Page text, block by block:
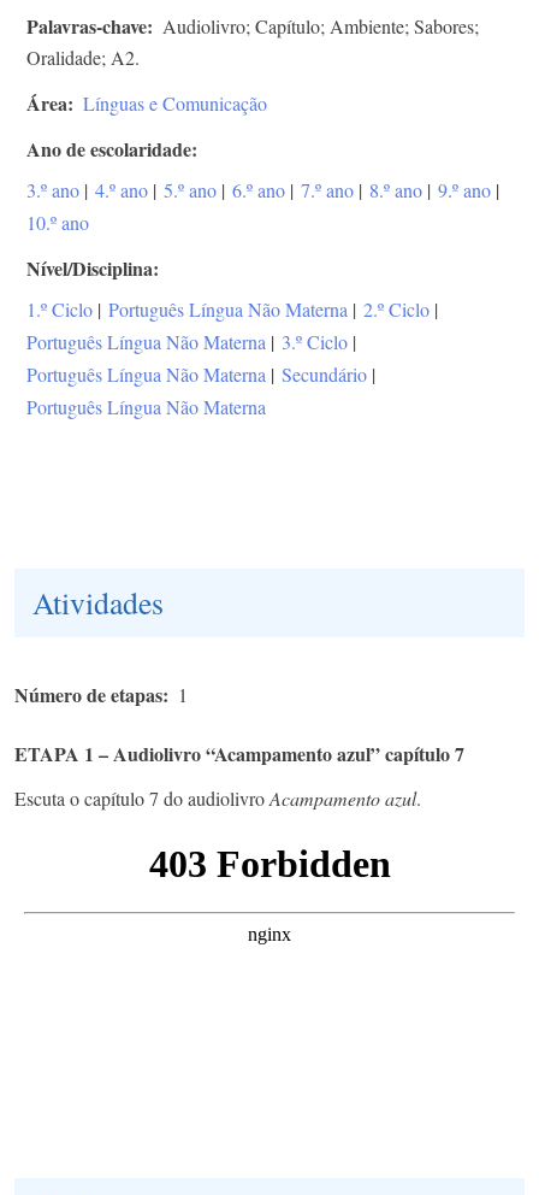
Palavras-chave
Audiolivro; Capítulo; Ambiente; Sabores;
Oralidade; A2.
Área Línguas e Comunicação
Ano de escolaridade
3.º ano | 4.º ano | 5.º ano | 6.º ano | 7.º ano | 8.º ano | 9.º ano |
10.º ano
Nível/Disciplina
1.º Ciclo | Português Língua Não Materna | 2.º Ciclo |
Português Língua Não Materna | 3.º Ciclo |
Português Língua Não Materna | Secundário |
Português Língua Não Materna
Atividades
Número de etapas 1
ETAPA 1 – Audiolivro “Acampamento azul” capítulo 7
Escuta o capítulo 7 do audiolivroAcampamento azul.